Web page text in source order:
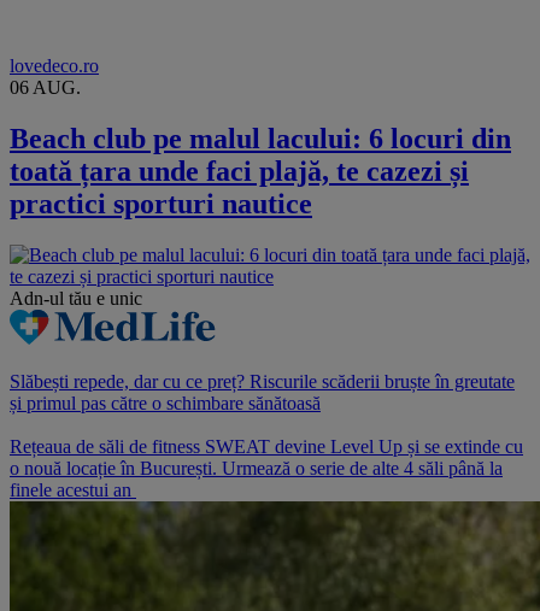
lovedeco.ro
06 AUG.
Beach club pe malul lacului: 6 locuri din
toată țara unde faci plajă, te cazezi și
practici sporturi nautice
Adn-ul tău e unic
Slăbești repede, dar cu ce preț? Riscurile scăderii bruște în greutate
și primul pas către o schimbare sănătoasă
Rețeaua de săli de fitness SWEAT devine Level Up și se extinde cu
o nouă locație în București. Urmează o serie de alte 4 săli până la
finele acestui an